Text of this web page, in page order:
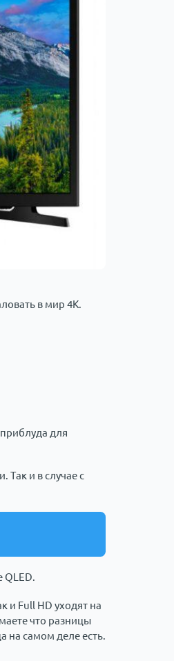
в мир 4K.
для
и в случае с
QLED.
и Full HD уходят на
что разницы
на самом деле есть.